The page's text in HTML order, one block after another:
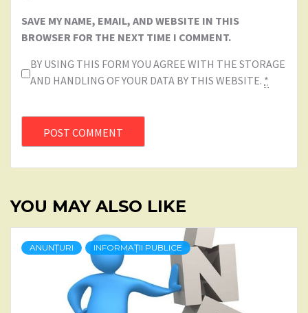
SAVE MY NAME, EMAIL, AND WEBSITE IN THIS
BROWSER FOR THE NEXT TIME I COMMENT.
BY USING THIS FORM YOU AGREE WITH THE STORAGE
AND HANDLING OF YOUR DATA BY THIS WEBSITE. *
YOU MAY ALSO LIKE
ANUNȚURI INFORMAȚII PUBLICE